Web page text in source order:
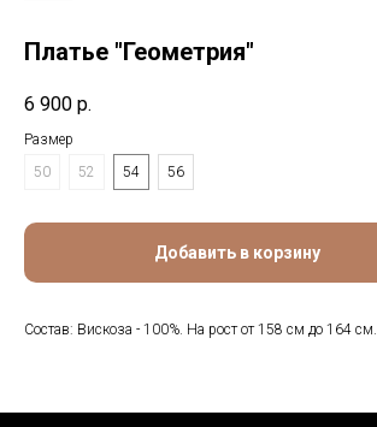
Платье "Геометрия"
6 900 р.
Размер
50
52 54 56
Добавить в корзину
Состав: Вискоза - 100%. На рост от 158 см до 164 см.